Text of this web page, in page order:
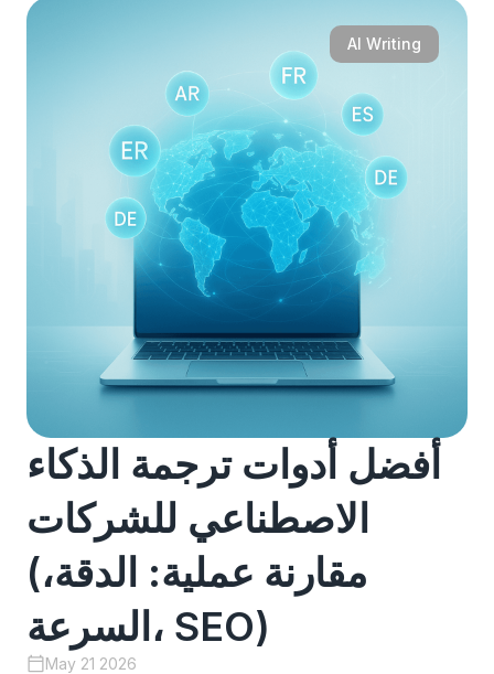
AI Writing
أفضل أدوات ترجمة الذكاء
الاصطناعي للشركات
(مقارنة عملية: الدقة،
السرعة، SEO)
May 21 2026